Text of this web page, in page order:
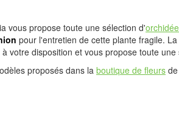
vous propose toute une sélection d'
pour l'entretien de cette plante fragile.
votre disposition et vous propose toute
proposés dans la boutique de fleurs